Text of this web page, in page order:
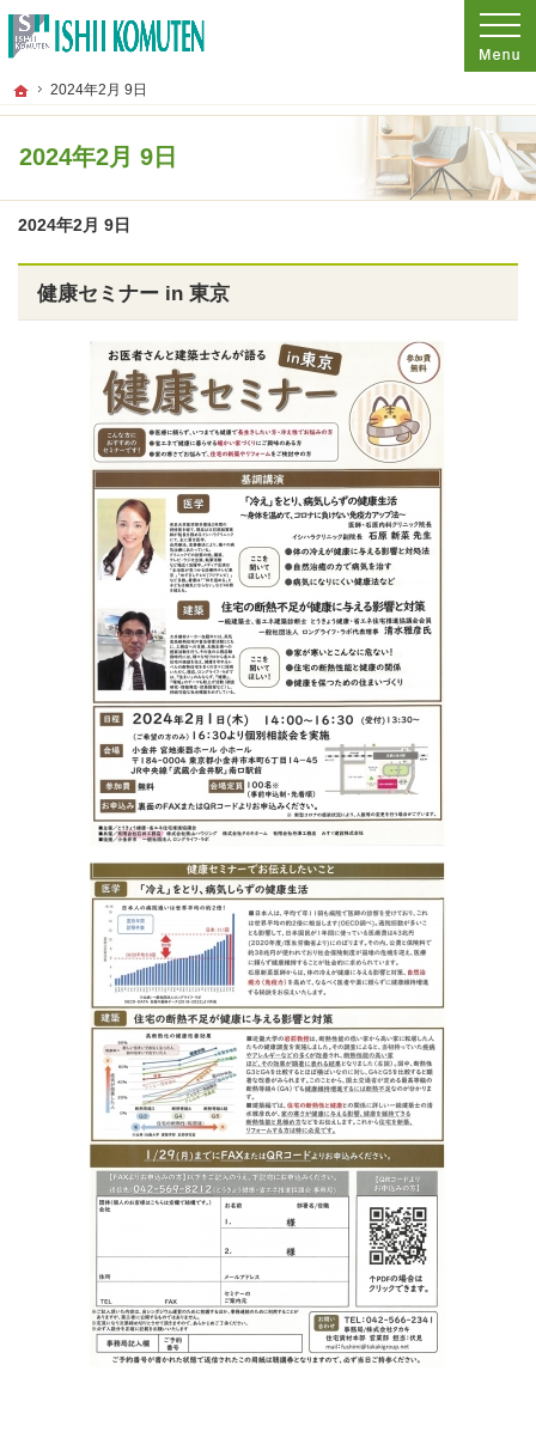
ホーム
2024年2月 9日
2024年2月 9日
プロの目線からご提案。東京都府中市の注文住宅・新築戸建てを手がける工務店
東京都府中市の新築・注文住宅・新築戸建てを手がける工務店なら石井工務店
2024年2月 9日
健康セミナー in 東京